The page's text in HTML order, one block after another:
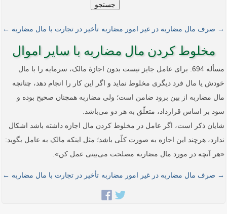
جستجو
تأخیر در تجارت با مال مضاربه ← → صرف مال مضاربه در غیر امور مضاربه
مخلوط کردن مال مضاربه با سایر اموال
مسأله 694. برای عامل جایز نیست بدون اجازۀ مالک، سرمایه را با مال
خودش یا مال فرد دیگری مخلوط نماید و اگر این کار را انجام دهد، چنانچه
مال مضاربه از بین برود ضامن است؛ ولی مضاربه همچنان صحیح بوده و
سود بر اساس قرارداد، متعلّق به هر دو می‌باشد.
شایان ذکر است، اگر عامل در مخلوط کردن مال اجازه داشته باشد اشکال
ندارد، هرچند این اجازه به صورت کلّی باشد؛ مثل اینکه مالک به عامل بگوید:
«هر آنچه در مورد مال مضاربه مصلحت می‌بینی عمل کن».
تأخیر در تجارت با مال مضاربه ← → صرف مال مضاربه در غیر امور مضاربه